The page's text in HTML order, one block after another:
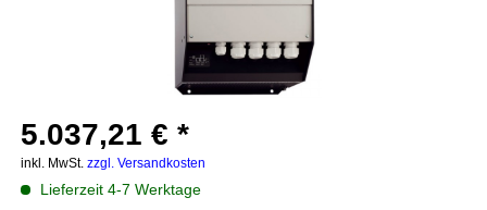
5.037,21 € *
inkl. MwSt. zzgl. Versandkosten
Lieferzeit 4-7 Werktage